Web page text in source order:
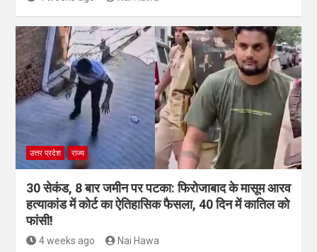
4 weeks ago Nai Hawa
30 सेकंड, 8 बार जमीन पर पटका: फिरोजाबाद के मासूम आरव
हत्याकांड में कोर्ट का ऐतिहासिक फैसला, 40 दिन में कातिल को
फांसी!